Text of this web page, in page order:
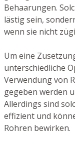
Behaarungen.
lästig sein,
wenn sie nicht
Um eine
unterschiedliche
Verwendung von
gegeben werden
Allerdings sind
effizient und
Rohren bewirken.